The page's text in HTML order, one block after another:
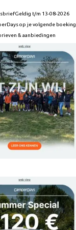
Geldig t/m 13-08-2026
op je volgende boeking
& aanbiedingen